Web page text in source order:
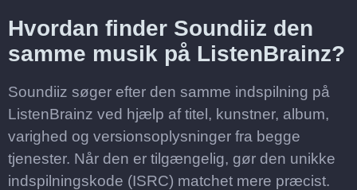
Hvordan finder Soundiiz den
samme musik på ListenBrainz?
Soundiiz søger efter den samme indspilning på
ListenBrainz ved hjælp af titel, kunstner, album,
varighed og versionsoplysninger fra begge
tjenester. Når den er tilgængelig, gør den unikke
indspilningskode (ISRC) matchet mere præcist.